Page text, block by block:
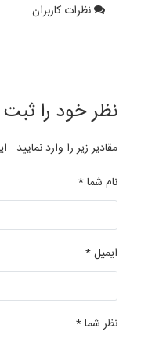
نظرات کاربران
نظر خود را ثبت
مقادیر زیر را وارد نمایید
نام شما *
ایمیل *
نظر شما *